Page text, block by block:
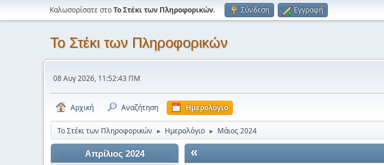
Καλωσορίσατε στοΤο Στέκι των Πληροφορικών. Σύνδεση Εγγραφή
Το Στέκι των Πληροφορικών
08 Αυγ 2026, 11:52:43 ΠΜ
Αρχική Αναζήτηση Ημερολόγιο
Το Στέκι των Πληροφορικών ► Ημερολόγιο ► Μάιος 2024
Απρίλιος 2024 «